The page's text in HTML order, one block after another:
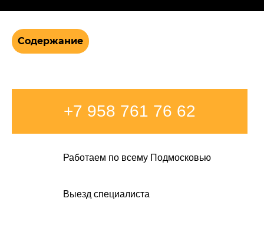
Содержание
Работаем по всему Подмосковью
Выезд специалиста
+7 958 761 76 62